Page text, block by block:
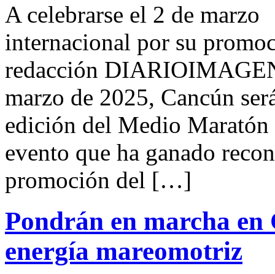
A celebrarse el 2 de
internacional por su
redacción
marzo de 2025, Cancún
edición del Medio
evento que ha ganado
promoción del […]
Pondrán en marcha en
energía mareomotriz